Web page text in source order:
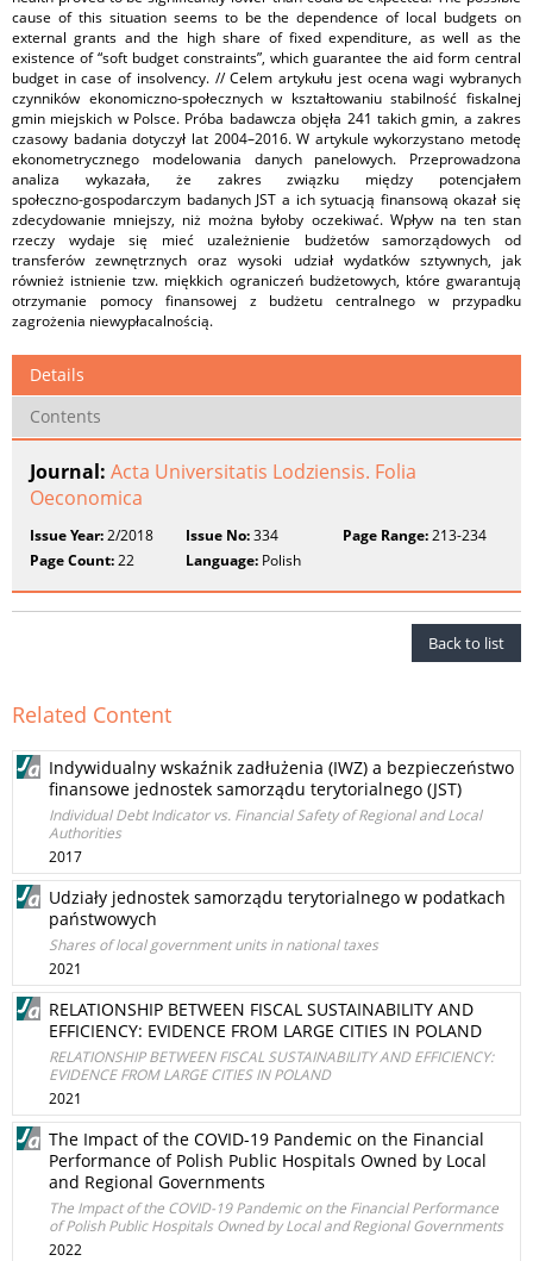
cause of this situation seems to be the dependence of local budgets on
external grants and the high share of fixed expenditure, as well as the
existence of “soft budget constraints”, which guarantee the aid form central
budget in case of insolvency. // Celem artykułu jest ocena wagi wybranych
czynników ekonomiczno‑społecznych w kształtowaniu stabilność fiskalnej
gmin miejskich w Polsce. Próba badawcza objęła 241 takich gmin, a zakres
czasowy badania dotyczył lat 2004–2016. W artykule wykorzystano metodę
ekonometrycznego modelowania danych panelowych. Przeprowadzona
analiza wykazała, że zakres związku między potencjałem
społeczno‑gospodarczym badanych JST a ich sytuacją finansową okazał się
zdecydowanie mniejszy, niż można byłoby oczekiwać. Wpływ na ten stan
rzeczy wydaje się mieć uzależnienie budżetów samorządowych od
transferów zewnętrznych oraz wysoki udział wydatków sztywnych, jak
również istnienie tzw. miękkich ograniczeń budżetowych, które gwarantują
otrzymanie pomocy finansowej z budżetu centralnego w przypadku
zagrożenia niewypłacalnością.
Details
Contents
Journal: Acta Universitatis Lodziensis. Folia
Oeconomica
Issue Year:2/2018 Issue No:334 Page Range:213-234
Page Count:22 Language: Polish
Back to list
Related Content
Indywidualny wskaźnik zadłużenia (IWZ) a bezpieczeństwo
finansowe jednostek samorządu terytorialnego (JST)
Individual Debt Indicator vs. Financial Safety of Regional and Local
Authorities
2017
Udziały jednostek samorządu terytorialnego w podatkach
państwowych
Shares of local government units in national taxes
2021
RELATIONSHIP BETWEEN FISCAL SUSTAINABILITY AND
EFFICIENCY: EVIDENCE FROM LARGE CITIES IN POLAND
RELATIONSHIP BETWEEN FISCAL SUSTAINABILITY AND EFFICIENCY:
EVIDENCE FROM LARGE CITIES IN POLAND
2021
The Impact of the COVID-19 Pandemic on the Financial
Performance of Polish Public Hospitals Owned by Local
and Regional Governments
The Impact of the COVID-19 Pandemic on the Financial Performance
of Polish Public Hospitals Owned by Local and Regional Governments
2022